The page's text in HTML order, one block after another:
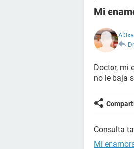
Mi
Doctor, mi
no le baja
Consulta
Mi